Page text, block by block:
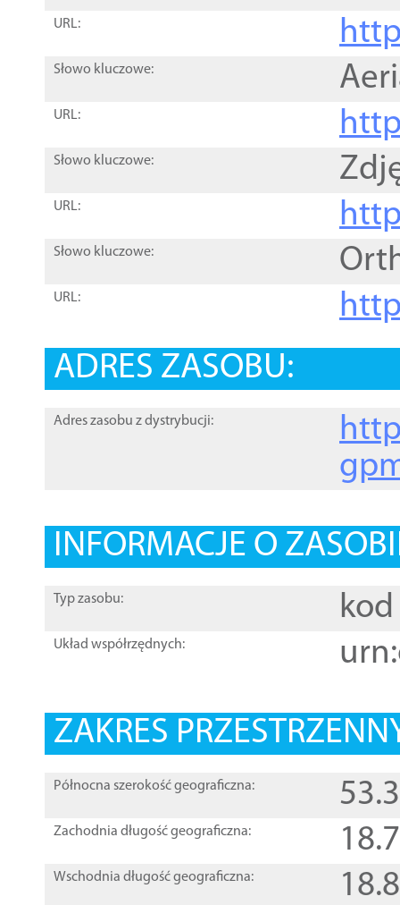
URL:
Słowo kluczowe:
URL:
Słowo kluczowe:
URL:
Słowo kluczowe:
URL:
ADRES ZASOBU:
Adres zasobu z dystrybucji:
INFORMACJE O
Typ zasobu: kod
Układ współrzędnych:
ZAKRES
Północna szerokość geograficzna:
Zachodnia długość geograficzna:
Wschodnia długość geograficzna: